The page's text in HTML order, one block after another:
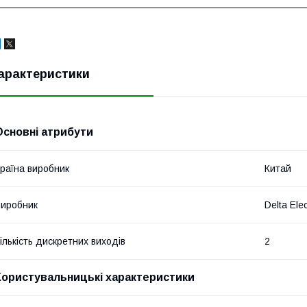
атрибути
виробник Китай
Delta
дискретних виходів 2
характеристики